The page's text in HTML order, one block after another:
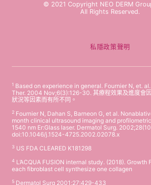
© 2021 Copyright NEO DERM
All Rights Reserved.
私隱政策聲明
1 Based on experience in general. Fournier N, et.
Ther. 2004 Nov;6(3):126-30. 其療程效果及進度會
狀況等因素而有所不同。
2 Fournier N, Dahan S, Barneon G, et al.
month clinical ultrasound imaging and
1540 nm Er:Glass laser. Dermatol Surg.
doi:10.1046/j.1524-4725.2002.02078.x
3 US FDA CLEARED K181298
4 L’ACQUA FUSION internal study. (2018). Growth
each fibroblast cell synthesize one collagen
5 Dermatol Surg 2001;27:429-433